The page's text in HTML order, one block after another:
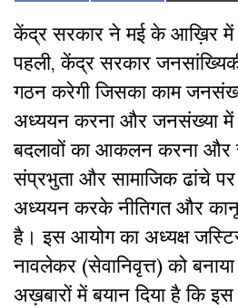
on
Facebook
केंद्र सरकार ने मई के आख़िर में
पहली, केंद्र सरकार
गठन करेगी जिसका काम
अध्ययन करना और जनसंख्या में
बदलावों का आकलन करना और
संप्रभुता और सामाजिक ढांचे
अध्ययन करके नीतिगत और
है। इस आयोग का अध्यक्ष
नावलेकर (सेवानिवृत्त) को
अख़बारों में बयान दिया है कि